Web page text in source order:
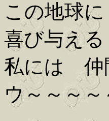
この地球
喜び与え
私には 仲
ウ～～～